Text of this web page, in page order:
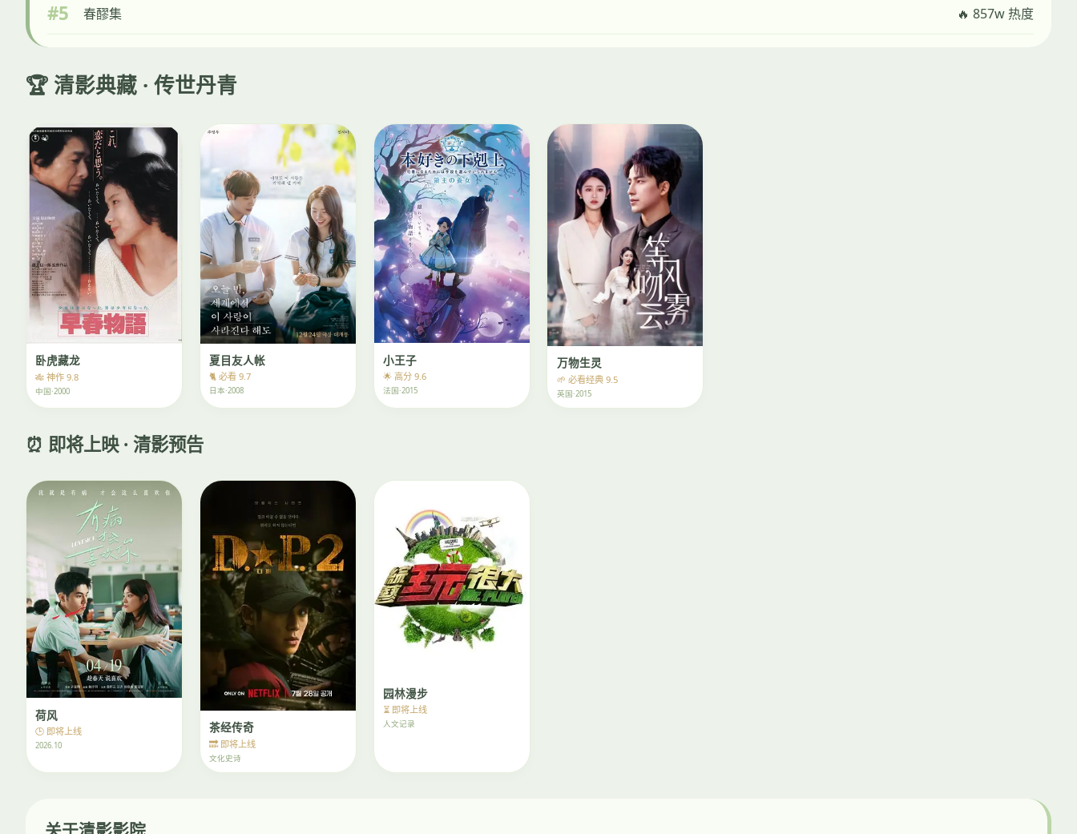
#5 春醪集 🔥 857w 热度
🏆 清影典藏 · 传世丹青
卧虎藏龙
🎋 神作 9.8
中国·2000
夏目友人帐
🐈 必看 9.7
日本·2008
小王子
🌟 高分 9.6
法国·2015
万物生灵
🌱 必看经典 9.5
英国·2015
⏰ 即将上映 · 清影预告
荷风
🕒 即将上线
2026.10
茶经传奇
🔜 即将上线
文化史诗
园林漫步
⏳ 即将上线
人文记录